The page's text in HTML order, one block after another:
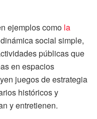
ejemplos como la
social simple,
públicas que
en espacios
juegos de estrategia
históricos y
y entretienen.